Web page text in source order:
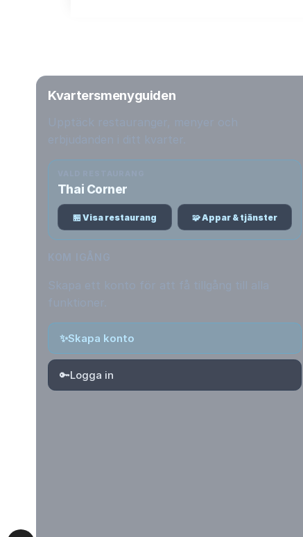
Kvartersmenyguiden
Thai Corner
🏪 Visa restaurang 🧩 Appar & tjänster
✨Skapa konto
🔑Logga in